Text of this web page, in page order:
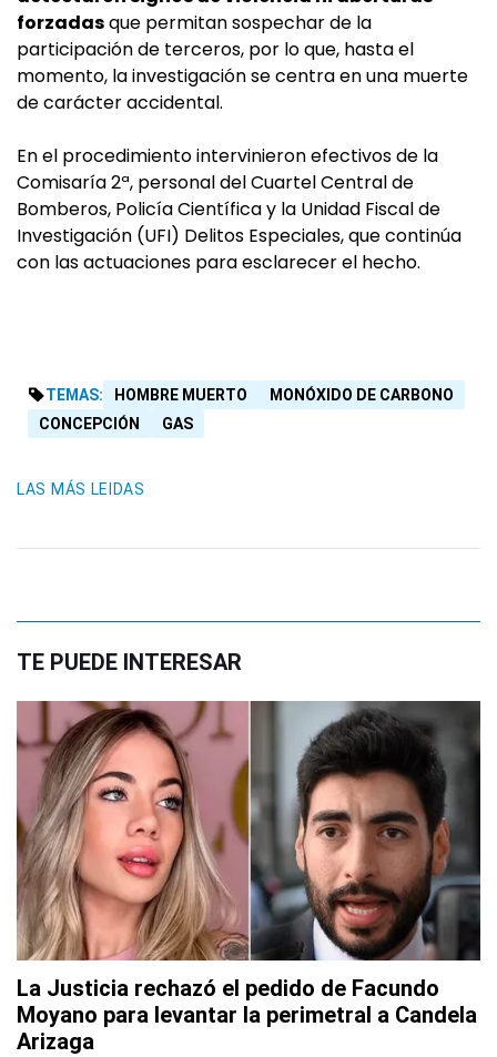
forzadasque permitan sospechar de la
participación de terceros, por lo que, hasta el
momento, la investigación se centra en una muerte
de carácter accidental.
En el procedimiento intervinieron efectivos de la
Comisaría 2ª, personal del Cuartel Central de
Bomberos, Policía Científica y la Unidad Fiscal de
Investigación (UFI) Delitos Especiales, que continúa
con las actuaciones para esclarecer el hecho.
TEMAS: HOMBRE MUERTO
MONÓXIDO DE CARBONO
CONCEPCIÓN
GAS
LAS MÁS LEIDAS
TE PUEDE INTERESAR
La Justicia rechazó el pedido de Facundo
Moyano para levantar la perimetral a Candela
Arizaga